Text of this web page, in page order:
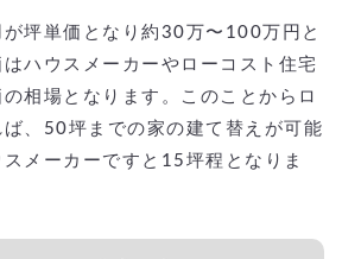
坪単価となり約30万〜100万円と
ハウスメーカーやローコスト住宅
相場となります。このことからロ
、50坪までの家の建て替えが可能
メーカーですと15坪程となりま